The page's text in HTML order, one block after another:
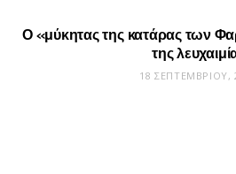
Ο «μύκητας της κατάρας των
της
18 ΣΕΠΤΕΜΒΡΊΟΥ,